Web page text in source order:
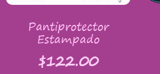
Pantiprotector
Estampado
$122.00